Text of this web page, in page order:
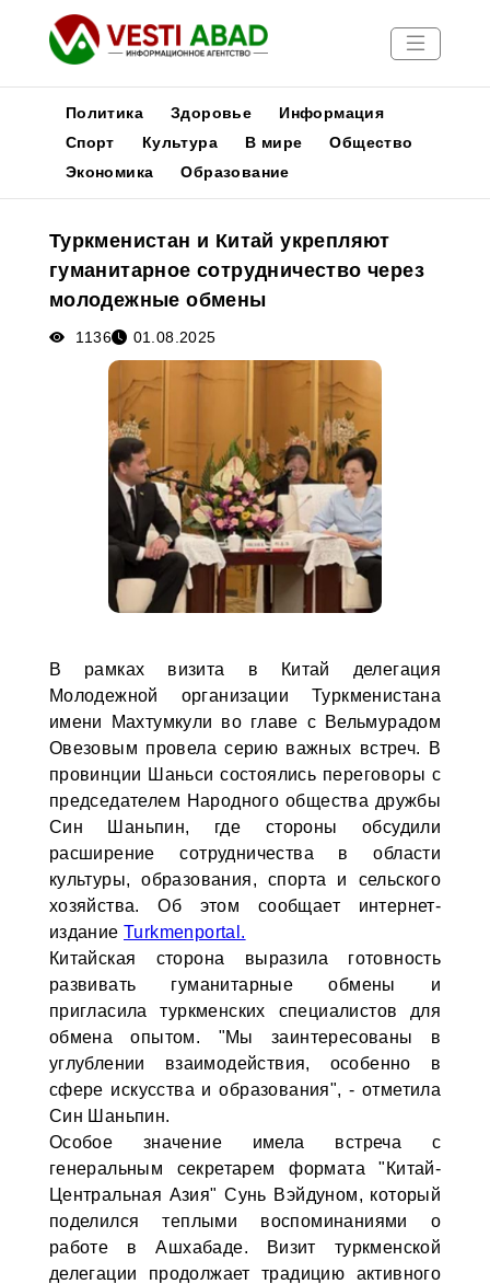
Новости
Медиа
Афиша
Политика Здоровье
Информация
Спорт
Культура В мире
Общество
Экономика
Образование
Туркменистан и Китай укрепляют
гуманитарное сотрудничество через
молодежные обмены
1136 01.08.2025
В рамках визита в Китай делегация
Молодежной организации Туркменистана
имени Махтумкули во главе с Вельмурадом
Овезовым провела серию важных встреч. В
провинции Шаньси состоялись переговоры с
председателем Народного общества дружбы
Син Шаньпин, где стороны обсудили
расширение сотрудничества в области
культуры, образования, спорта и сельского
хозяйства. Об этом сообщает интернет-
издание Turkmenportal.
Китайская сторона выразила готовность
развивать гуманитарные обмены и
пригласила туркменских специалистов для
обмена опытом. "Мы заинтересованы в
углублении взаимодействия, особенно в
сфере искусства и образования", - отметила
Син Шаньпин.
Особое значение имела встреча с
генеральным секретарем формата "Китай-
Центральная Азия" Сунь Вэйдуном, который
поделился теплыми воспоминаниями о
работе в Ашхабаде. Визит туркменской
делегации продолжает традицию активного